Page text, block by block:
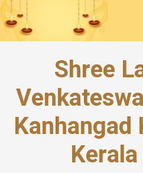
Shree
Kanhangad